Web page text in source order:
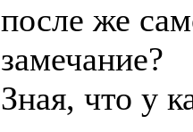
после же
замечание?
Зная, что у